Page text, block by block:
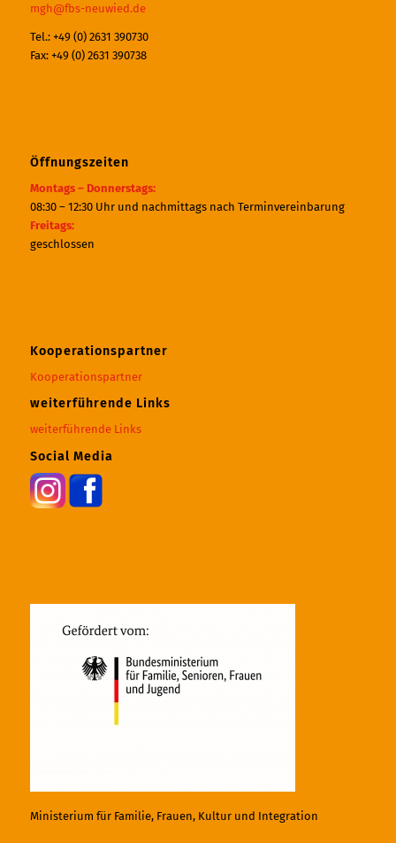
mgh@fbs-neuwied.de
Tel.: +49 (0) 2631 390730
Fax: +49 (0) 2631 390738
Öffnungszeiten
Montags – Donnerstags:
08:30 – 12:30 Uhr und nachmittags nach Terminvereinbarung
Freitags:
geschlossen
Kooperationspartner
Kooperationspartner
weiterführende Links
weiterführende Links
Social Media
Ministerium für Familie, Frauen, Kultur und Integration